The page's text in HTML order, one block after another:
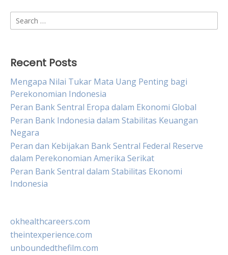
Search
for:
Recent Posts
Mengapa Nilai Tukar Mata Uang Penting bagi
Perekonomian Indonesia
Peran Bank Sentral Eropa dalam Ekonomi Global
Peran Bank Indonesia dalam Stabilitas Keuangan
Negara
Peran dan Kebijakan Bank Sentral Federal Reserve
dalam Perekonomian Amerika Serikat
Peran Bank Sentral dalam Stabilitas Ekonomi
Indonesia
okhealthcareers.com
theintexperience.com
unboundedthefilm.com